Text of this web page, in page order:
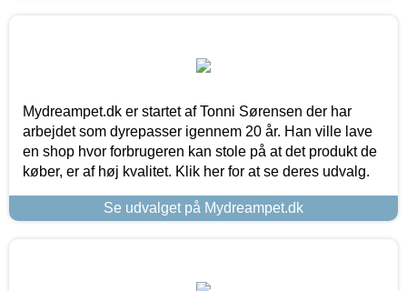
Mydreampet.dk er startet af Tonni Sørensen der har
arbejdet som dyrepasser igennem 20 år. Han ville lave
en shop hvor forbrugeren kan stole på at det produkt de
køber, er af høj kvalitet. Klik her for at se deres udvalg.
Se udvalget på Mydreampet.dk